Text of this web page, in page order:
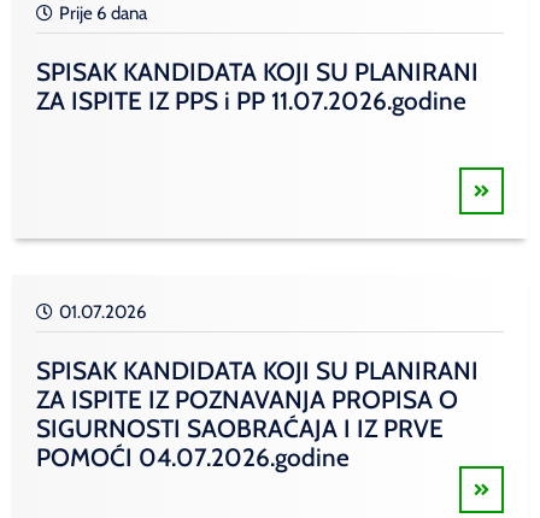
Prije 6 dana
SPISAK KANDIDATA KOJI SU PLANIRANI
ZA ISPITE IZ PPS i PP 11.07.2026.godine
01.07.2026
SPISAK KANDIDATA KOJI SU PLANIRANI
ZA ISPITE IZ POZNAVANJA PROPISA O
SIGURNOSTI SAOBRAĆAJA I IZ PRVE
POMOĆI 04.07.2026.godine